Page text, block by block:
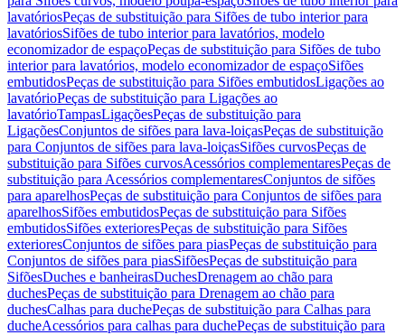
lavatóriosPeças de substituição para Sifões de tubo interior para
lavatóriosSifões de tubo interior para lavatórios, modelo
economizador de espaçoPeças de substituição para Sifões de tubo
interior para lavatórios, modelo economizador de espaçoSifões
embutidosPeças de substituição para Sifões embutidosLigações ao
lavatórioPeças de substituição para Ligações ao
lavatórioTampasLigaçõesPeças de substituição para
LigaçõesConjuntos de sifões para lava-loiçasPeças de substituição
para Conjuntos de sifões para lava-loiçasSifões curvosPeças de
substituição para Sifões curvosAcessórios complementaresPeças de
substituição para Acessórios complementaresConjuntos de sifões
para aparelhosPeças de substituição para Conjuntos de sifões para
aparelhosSifões embutidosPeças de substituição para Sifões
embutidosSifões exterioresPeças de substituição para Sifões
exterioresConjuntos de sifões para piasPeças de substituição para
Conjuntos de sifões para piasSifõesPeças de substituição para
SifõesDuches e banheirasDuchesDrenagem ao chão para
duchesPeças de substituição para Drenagem ao chão para
duchesCalhas para duchePeças de substituição para Calhas para
ducheAcessórios para calhas para duchePeças de substituição para